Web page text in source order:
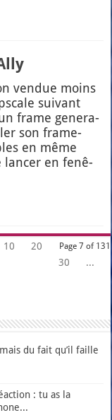
ven­due moins
sui­vant
frame gene­ra­
son fra­me­
en même
lan­cer en fenê­
Page 7 of 131
10
20
30
...
du fait qu’il faille
: tu as la